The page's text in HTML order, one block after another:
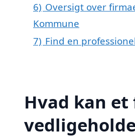
6) Oversigt over
Kommune
7) Find en
Hvad kan